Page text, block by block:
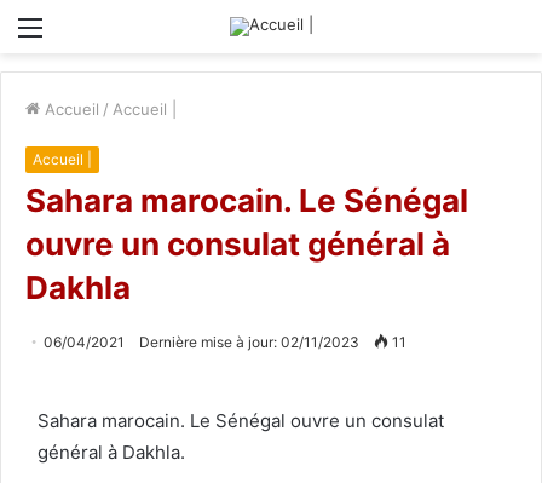
Menu
Accueil / Accueil |
Accueil |
Sahara marocain. Le Sénégal
ouvre un consulat général à
Dakhla
06/04/2021 Dernière mise à jour: 02/11/2023 11
Sahara marocain. Le Sénégal ouvre un consulat
général à Dakhla.